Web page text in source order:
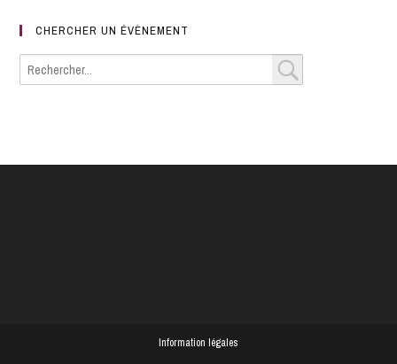
CHERCHER UN ÉVÈNEMENT
Information légales